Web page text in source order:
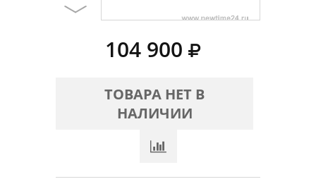
104 900
ТОВАРА НЕТ В
НАЛИЧИИ